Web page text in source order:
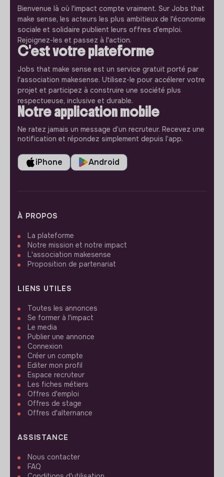
Bienvenue là où l'impact compte vraiment. Sur Jobs that
make sense, les acteurs les plus ambitieux de l'économie
sociale et solidaire publient leurs offres d'emploi.
Rejoignez-les et passez à l'action.
C'est votre plateforme
Jobs that make sense est un service gratuit porté par
l'association makesense. Utilisez-le pour accélerer votre
projet et participez à construire une société plus
respectueuse, inclusive et durable.
Notre application mobile
Ne ratez jamais un message d’un recruteur. Recevez une
notification et répondez simplement depuis l’app.
iPhone Android
À PROPOS
La plateforme
Notre mission et notre impact
L'association makesense
Proposition de partenariat
LIENS UTILES
Toutes les annonces
Se former à l'impact
Le media
Publier une annonce
Connexion
Créer un compte
Editer mon profil
Espace recruteur
Les fiches métiers
Offres d'emploi
Offres de stage
Offres d'alternance
ASSISTANCE
Nous contacter
FAQ